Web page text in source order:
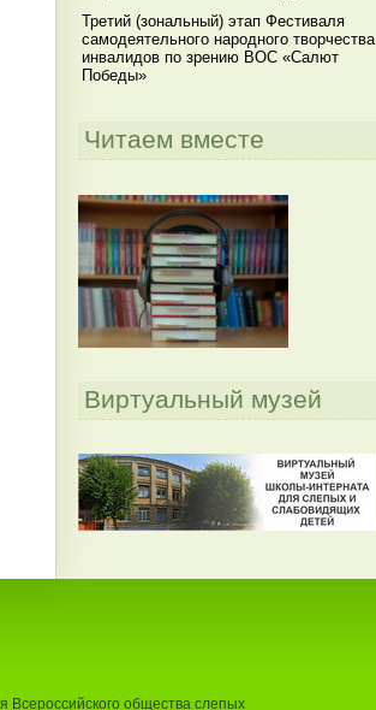
Третий (зональный) этап Фестиваля
самодеятельного народного творчества
инвалидов по зрению ВОС «Салют
Победы»
Читаем вместе
Виртуальный музей
Всероссийского общества слепых